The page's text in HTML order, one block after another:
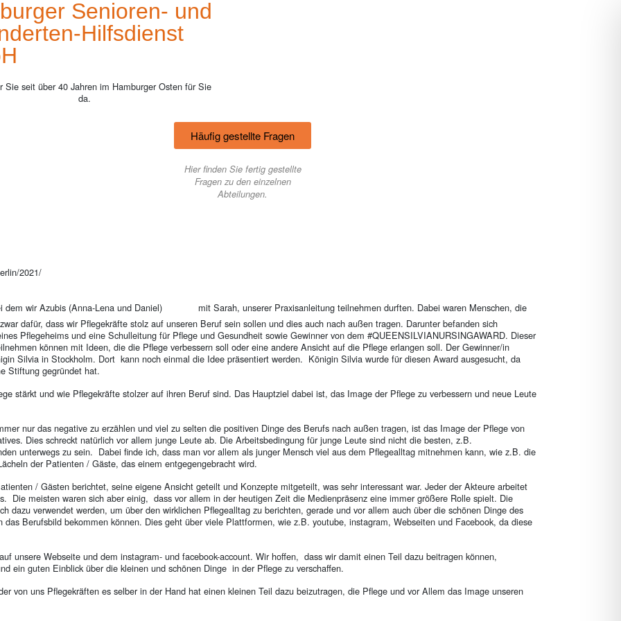
Senioren- und
Hilfsdienst
Sie seit über 40 Jahren im Hamburger Osten für Sie
da.
Häufig gestellte Fragen
Hier finden Sie fertig gestellte
Fragen zu den einzelnen
Abteilungen.
wir Azubis (Anna-Lena und Daniel)
mit Sarah, unserer Praxisanleitung teilnehmen durften. Dabei waren Menschen, die
dafür, dass wir Pflegekräfte stolz auf unseren Beruf sein sollen und dies auch nach außen tragen. Darunter befanden sich
Pflegeheims und eine Schulleitung für Pflege und Gesundheit sowie Gewinner von dem #QUEENSILVIANURSINGAWARD. Dieser
können mit Ideen, die die Pflege verbessern soll oder eine andere Ansicht auf die Pflege erlangen soll. Der Gewinner/in
Silvia in Stockholm. Dort kann noch einmal die Idee präsentiert werden. Königin Silvia wurde für diesen Award ausgesucht, da
Stiftung gegründet hat.
stärkt und wie Pflegekräfte stolzer auf ihren Beruf sind. Das Hauptziel dabei ist, das Image der Pflege zu verbessern und neue Leute
nur das negative zu erzählen und viel zu selten die positiven Dinge des Berufs nach außen tragen, ist das Image der Pflege von
Dies schreckt natürlich vor allem junge Leute ab. Die Arbeitsbedingung für junge Leute sind nicht die besten, z.B.
unterwegs zu sein. Dabei finde ich, dass man vor allem als junger Mensch viel aus dem Pflegealltag mitnehmen kann, wie z.B. die
der Patienten / Gäste, das einem entgegengebracht wird.
/ Gästen berichtet, seine eigene Ansicht geteilt und Konzepte mitgeteilt, was sehr interessant war. Jeder der Akteure arbeitet
Die meisten waren sich aber einig, dass vor allem in der heutigen Zeit die Medienpräsenz eine immer größere Rolle spielt. Die
dazu verwendet werden, um über den wirklichen Pflegealltag zu berichten, gerade und vor allem auch über die schönen Dinge des
Berufsbild bekommen können. Dies geht über viele Plattformen, wie z.B. youtube, instagram, Webseiten und Facebook, da diese
unsere Webseite und dem instagram- und facebook-account. Wir hoffen, dass wir damit einen Teil dazu beitragen können,
ein guten Einblick über die kleinen und schönen Dinge in der Pflege zu verschaffen.
von uns Pflegekräften es selber in der Hand hat einen kleinen Teil dazu beizutragen, die Pflege und vor Allem das Image unseren